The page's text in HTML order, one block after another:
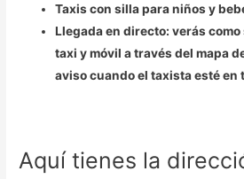
Taxis con silla para niños y
Llegada en directo: verás
taxi y móvil a través del mapa
aviso cuando el taxista esté en
Aquí tienes la